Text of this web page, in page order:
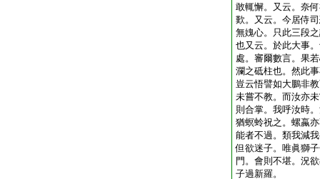
敢輒懈。又云。奈
歎。又云。今居侍
無媿心。只此三段
也又云。於此大事
處。審爾數言。果
瀾之砥柱也。然此
豈云悟譬如大鵬非
未嘗不教。而汝亦
則合掌。我呼汝時
猶螟蛉祝之。螺蠃
能者不過。類我減
但欲迷子。唯眞獅
門。會則不堪。況
子過新羅。